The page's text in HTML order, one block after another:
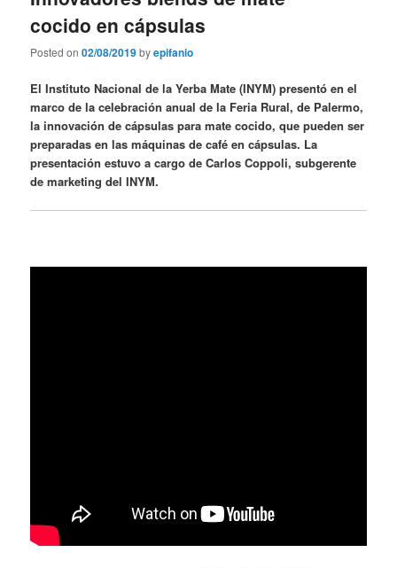
cocido en cápsulas
Posted on02/08/2019byepifanio
El Instituto Nacional de la Yerba Mate (INYM) presentó en el
marco de la celebración anual de la Feria Rural, de Palermo,
la innovación de cápsulas para mate cocido, que pueden ser
preparadas en las máquinas de café en cápsulas. La
presentación estuvo a cargo de Carlos Coppoli, subgerente
de marketing del INYM.